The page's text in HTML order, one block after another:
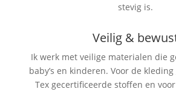
stevig is.
Veilig &
Ik werk met veilige materialen die
baby’s en kinderen. Voor de
Tex gecertificeerde stoffen en